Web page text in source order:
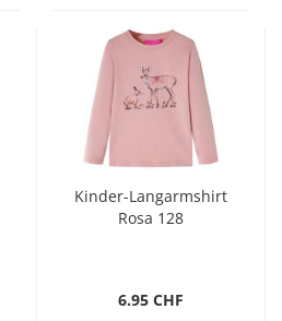
Kinder-Langarmshirt
Rosa 128
6.95 CHF